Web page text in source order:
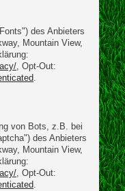
des Anbieters
Mountain View,
, Opt-Out:
.
von Bots, z.B. bei
des Anbieters
Mountain View,
, Opt-Out:
.